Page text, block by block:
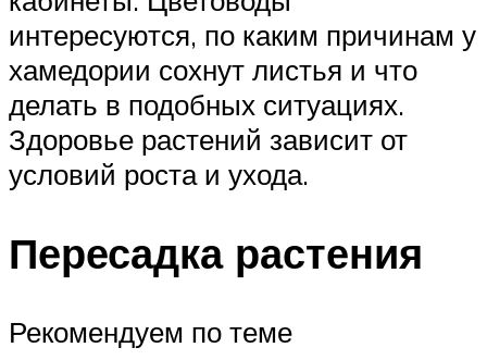
интересуются, по каким причинам у
хамедории сохнут листья и что
делать в подобных ситуациях.
Здоровье растений зависит от
условий роста и ухода.
Пересадка растения
Рекомендуем по теме